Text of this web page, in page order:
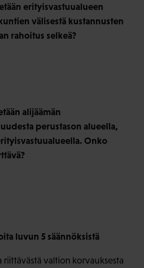
erityisvastuualueen
välisestä kustannusten
rahoitus selkeä?
alijäämän
perustason alueella,
Onko
luvun 5 säännöksistä
valtion korvauksesta